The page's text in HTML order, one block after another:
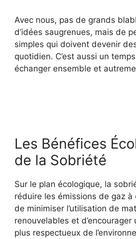
Avec nous, pas de grands
d’idées saugrenues, mais de
simples qui doivent devenir
quotidien. C’est aussi un
échanger ensemble et
Les Bénéfices
de la Sobriété
Sur le plan écologique, la
réduire les émissions de gaz
de minimiser l’utilisation de
renouvelables et d’encourager
plus respectueux de